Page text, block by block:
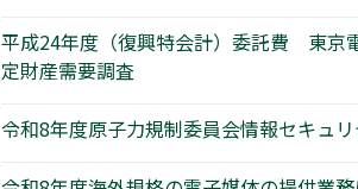
平成24年度（復興特会計）委託費 東京
定財産需要調査
令和8年度原子力規制委員会情報セキュ